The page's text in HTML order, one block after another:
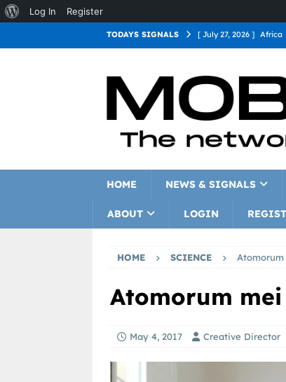
Log In Register
TODAYS SIGNALS [ July 27, 2026 ] Africa
[ July 27, 2026 ]
[ July 27, 2026 ] Latin
[ July 27, 2026 ] North
HOME NEWS & SIGNALS
ABOUT LOGIN
HOME SCIENCE
Atomorum
May 4, 2017 Creative Director